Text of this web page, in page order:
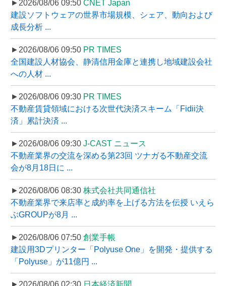
►2026/08/06 09:50 CNET Japan
建設ソフトウェアの世界市場規模、シェア、動向および
成長分析 ...
►2026/08/06 09:50 PR TIMES
全国建設人材協会、静清信用金庫と連携し地域建設会社
への人材 ...
►2026/08/06 09:30 PR TIMES
不動産賃貸領域における次世代決済スキーム「Fidii決
済」累計決済 ...
►2026/08/06 09:30 J-CAST ニュース
不動産業界の交流を深める第23回 ツナガる不動産交流
会が8月18日に ...
►2026/08/06 08:30 株式会社共同通信社
不動産業界で来店率と成約率を上げる方法を伝授 いえら
ぶGROUPが8月 ...
►2026/08/06 07:50 創業手帳
建設用3Dプリンター「Polyuse One」を開発・提供する
「Polyuse」が11億円 ...
►2026/08/06 02:30 日本経済新聞